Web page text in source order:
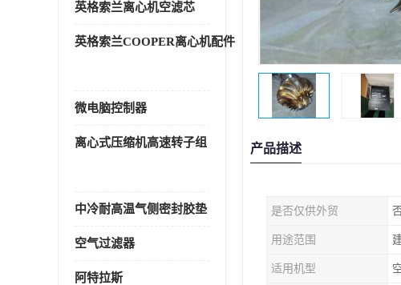
英格索兰离心机空滤芯
英格索兰COOPER离心机配件
微电脑控制器
离心式压缩机高速转子组
中冷耐高温气侧密封胶垫
空气过滤器
阿特拉斯
产品描述
是否仅供外贸
用途范围
适用机型